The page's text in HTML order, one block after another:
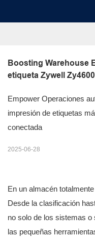
Boosting Warehouse
etiqueta Zywell Zy4600
Empower Operaciones
impresión de etiquetas
conectada
2025-06-28
En un almacén
Desde la clasificación
no solo de los sistemas
las pequeñas